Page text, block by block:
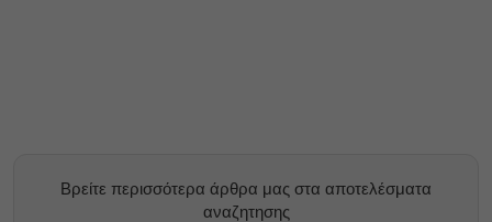
Βρείτε περισσότερα άρθρα μας στα αποτελέσματα
αναζητησης